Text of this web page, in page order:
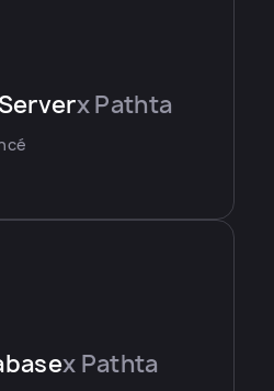
x Pathta
x Pathta